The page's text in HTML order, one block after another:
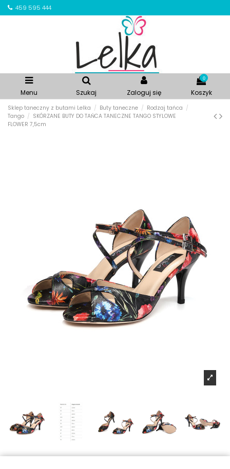
459 595 444
Menu Szukaj Zaloguj się
0
Koszyk
Sklep taneczny z butami Lelka Buty taneczne
Rodzaj tańca
Tango
SKÓRZANE BUTY DO TAŃCA TANECZNE TANGO STYLOWE
FLOWER 7,5cm